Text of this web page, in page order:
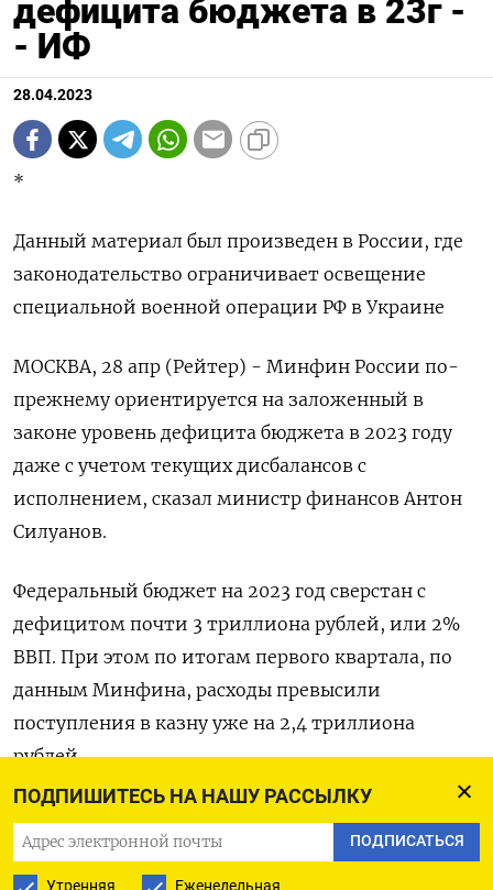
ПОДПИШИТЕСЬ НА НАШУ РАССЫЛКУ
ПОДПИСАТЬСЯ
Утренняя Еженедельная
дефицита бюджета в 23г -
- ИФ
28.04.2023
*
Данный материал был произведен в России, где
законодательство ограничивает освещение
специальной военной операции РФ в Украине
МОСКВА, 28 апр (Рейтер) - Минфин России по-
прежнему ориентируется на заложенный в
законе уровень дефицита бюджета в 2023 году
даже с учетом текущих дисбалансов с
исполнением, сказал министр финансов Антон
Силуанов.
Федеральный бюджет на 2023 год сверстан с
дефицитом почти 3 триллиона рублей, или 2%
ВВП. При этом по итогам первого квартала, по
данным Минфина, расходы превысили
поступления в казну уже на 2,4 триллиона
рублей.
расходов из-за «спецоперации» России в
Украине и падения доходов в условиях санкций